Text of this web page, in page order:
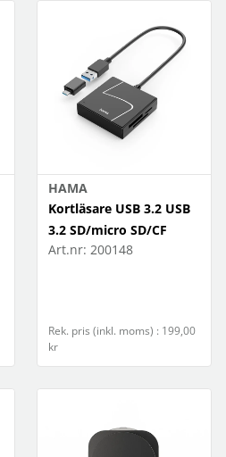
HAMA
Kortläsare USB 3.2 USB
3.2 SD/micro SD/CF
Art.nr: 200148
Rek. pris (inkl. moms) : 199,00
kr